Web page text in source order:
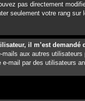
pas directement
seulement votre rang
il m’est demandé
aux autres
mail par des utilisateurs